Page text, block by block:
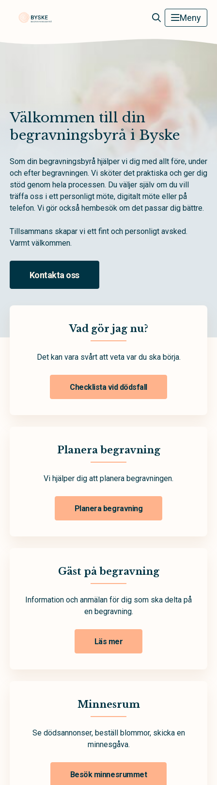
Meny
Välkommen till din
begravningsbyrå i Byske
Som din begravningsbyrå hjälper vi dig med allt före, under
och efter begravningen. Vi sköter det praktiska och ger dig
stöd genom hela processen. Du väljer själv om du vill
träffa oss i ett personligt möte, digitalt möte eller på
telefon. Vi gör också hembesök om det passar dig bättre.
Tillsammans skapar vi ett fint och personligt avsked.
Varmt välkommen.
Kontakta oss
Vad gör jag nu?
Det kan vara svårt att veta var du ska börja.
Checklista vid dödsfall
Planera begravning
Vi hjälper dig att planera begravningen.
Planera begravning
Gäst på begravning
Information och anmälan för dig som ska delta på
en begravning.
Läs mer
Minnesrum
Se dödsannonser, beställ blommor, skicka en
minnesgåva.
Besök minnesrummet